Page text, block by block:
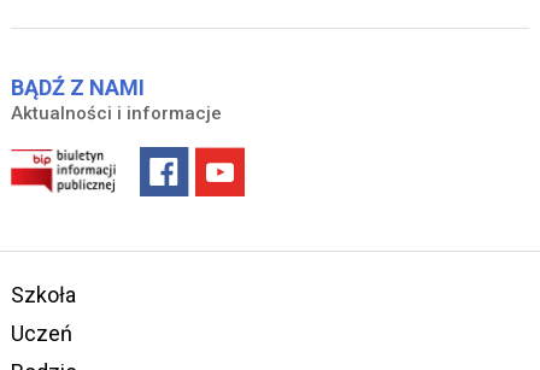
BĄDŹ Z NAMI
Aktualności i informacje
Szkoła
Uczeń